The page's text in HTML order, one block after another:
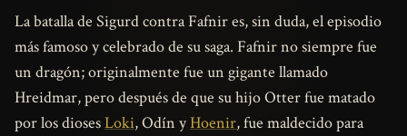
La batalla de Sigurd contra Fafnir es, sin duda, el episodio
más famoso y celebrado de su saga. Fafnir no siempre fue
un dragón; originalmente fue un gigante llamado
Hreidmar, pero después de que su hijo Otter fue matado
por los diosesLoki, Odín yHoenir, fue maldecido para